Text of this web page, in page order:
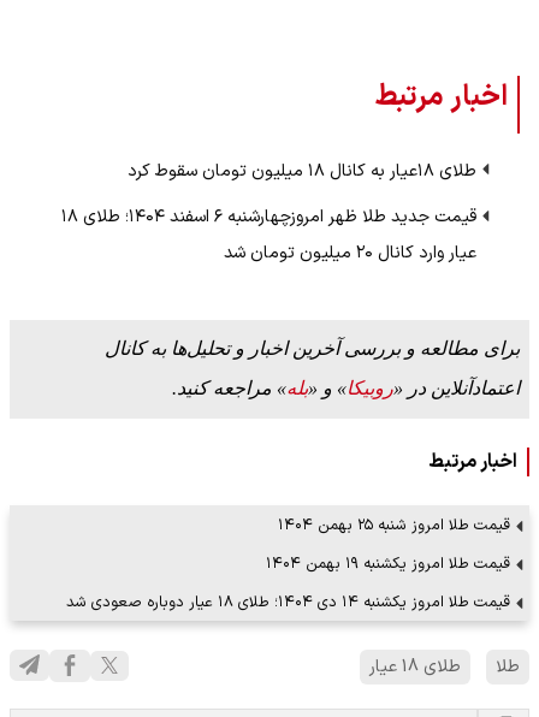
اخبار مرتبط
طلای ۱۸عیار به کانال ۱۸ میلیون تومان سقوط کرد
قیمت جدید طلا ظهر امروزچهارشنبه ۶ اسفند ۱۴۰۴؛ طلای ۱۸
عیار وارد کانال ۲۰ میلیون تومان شد
برای مطالعه و بررسی آخرین اخبار و تحلیل‌ها به کانال
اعتمادآنلاین در «روبیکا» و «بله» مراجعه کنید.
اخبار مرتبط
قیمت طلا امروز شنبه ۲۵ بهمن ۱۴۰۴
قیمت طلا امروز یکشنبه ۱۹ بهمن ۱۴۰۴
قیمت طلا امروز یکشنبه ۱۴ دی ۱۴۰۴؛ طلای ۱۸ عیار دوباره صعودی شد
طلا طلای 18 عیار